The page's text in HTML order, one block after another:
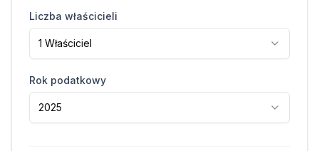
Liczba właścicieli
1 Właściciel
Rok podatkowy
2025